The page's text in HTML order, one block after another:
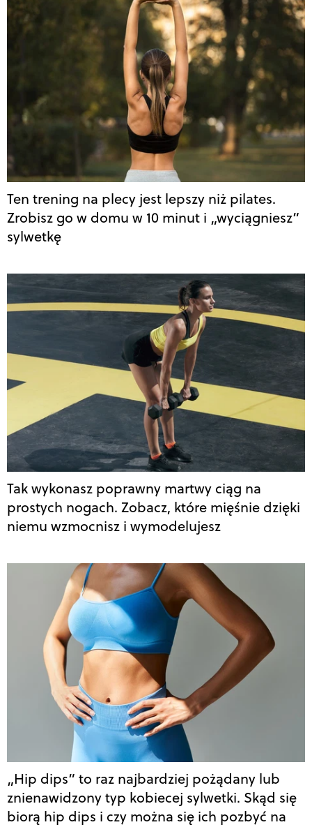
Ten trening na plecy jest lepszy niż pilates.
Zrobisz go w domu w 10 minut i „wyciągniesz”
sylwetkę
Tak wykonasz poprawny martwy ciąg na
prostych nogach. Zobacz, które mięśnie dzięki
niemu wzmocnisz i wymodelujesz
„Hip dips” to raz najbardziej pożądany lub
znienawidzony typ kobiecej sylwetki. Skąd się
biorą hip dips i czy można się ich pozbyć na